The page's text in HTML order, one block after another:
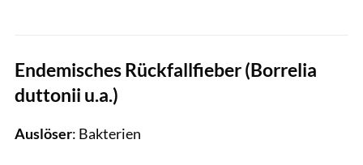
Endemisches Rückfallfieber (Borrelia
duttonii u.a.)
Auslöser: Bakterien